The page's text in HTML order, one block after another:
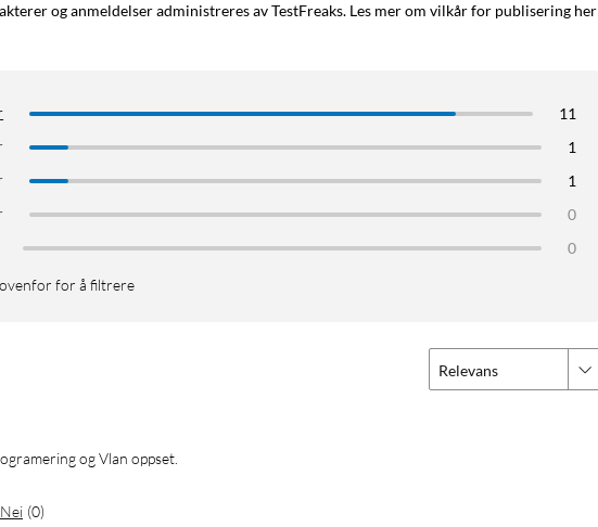
og anmeldelser administreres av TestFreaks. Les mer om vilkår for publisering her
11
1
1
0
0
for å filtrere
Relevans
og Vlan oppset.
Nei (0)